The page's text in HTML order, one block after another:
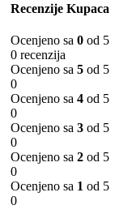
Recenzije Kupaca
Ocenjeno sa 0 od 5
0 recenzija
Ocenjeno sa 5 od 5
0
Ocenjeno sa 4 od 5
0
Ocenjeno sa 3 od 5
0
Ocenjeno sa 2 od 5
0
Ocenjeno sa 1 od 5
0